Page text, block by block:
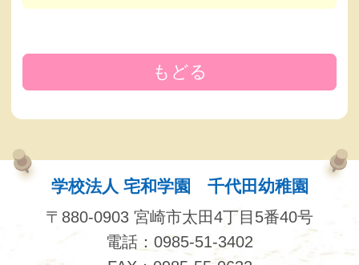
もどる
学校法人 宅和学園 千代田幼稚園
〒880-0903 宮崎市太田4丁目5番40号
電話：0985-51-3402